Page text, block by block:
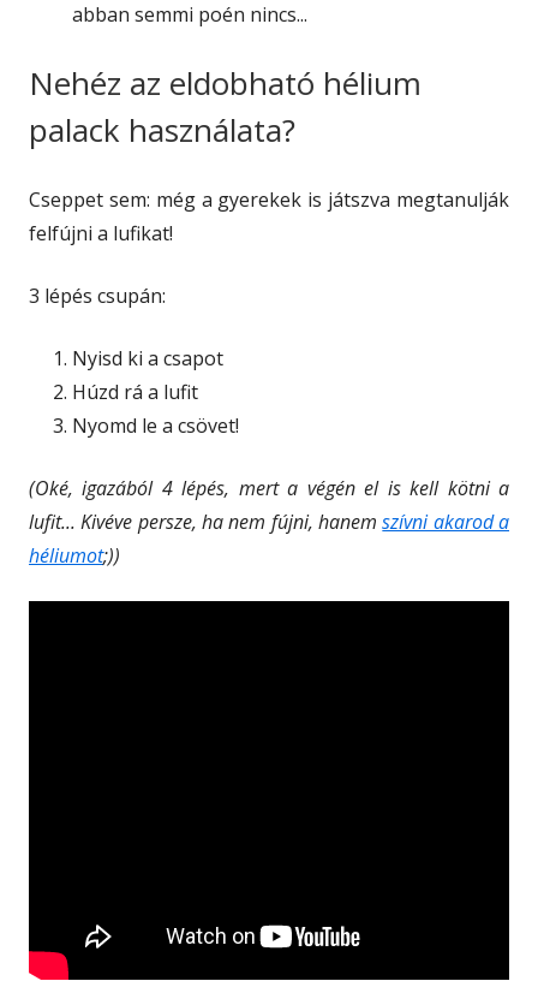
abban semmi poén nincs...
Nehéz az eldobható hélium
palack használata?
Cseppet sem: még a gyerekek is játszva megtanulják
felfújni a lufikat!
3 lépés csupán:
Nyisd ki a csapot
Húzd rá a lufit
Nyomd le a csövet!
(Oké, igazából 4 lépés, mert a végén el is kell kötni a
lufit... Kivéve persze, ha nem fújni, hanemszívni akarod a
héliumot;))